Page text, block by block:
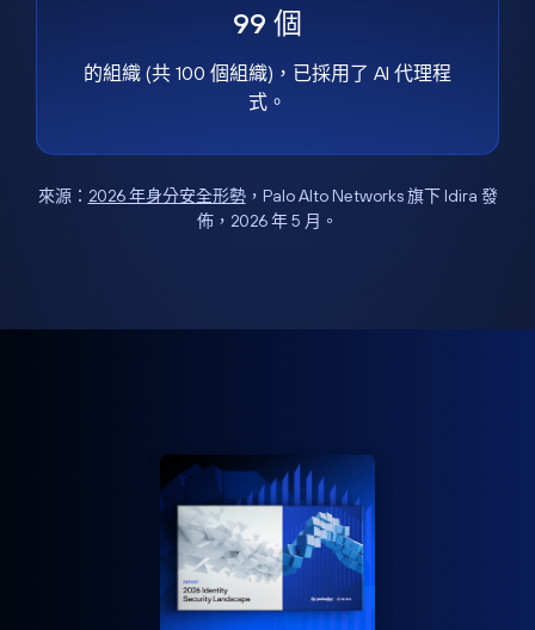
99 個
的組織 (共 100 個組織)，已採用了 AI 代理程
式。
來源： 2026 年身分安全形勢，Palo Alto Networks 旗下 Idira 發
佈，2026 年 5 月。